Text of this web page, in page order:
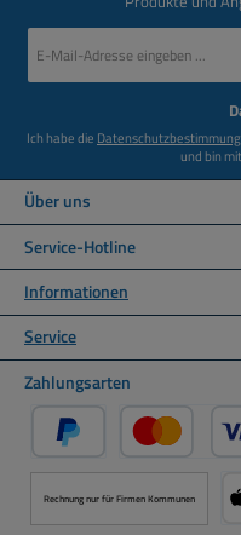
Mail-
Ich habe die
und bin
Über uns
Service-Hotline
Informationen
Service
Zahlungsarten
PayPal
Rechnung nur für Firmen Kommunen